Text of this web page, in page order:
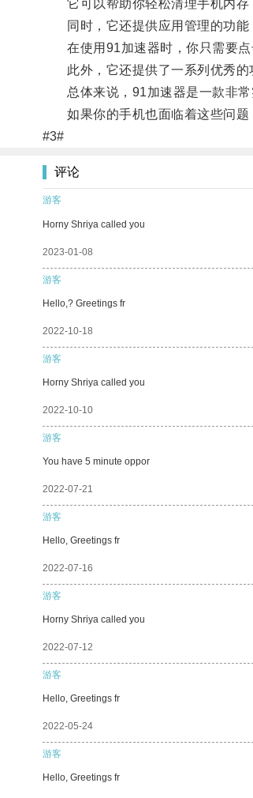
它可以帮助你轻松清理手机内存
同时，它还提供应用管理的功能
在使用91加速器时，你只需要点
此外，它还提供了一系列优秀的
总体来说，91加速器是一款非常
如果你的手机也面临着这些问题
#3#
评论
游客
Horny Shriya called you
2023-01-08
游客
Hello,? Greetings fr
2022-10-18
游客
Horny Shriya called you
2022-10-10
游客
You have 5 minute oppor
2022-07-21
游客
Hello, Greetings fr
2022-07-16
游客
Horny Shriya called you
2022-07-12
游客
Hello, Greetings fr
2022-05-24
游客
Hello, Greetings fr